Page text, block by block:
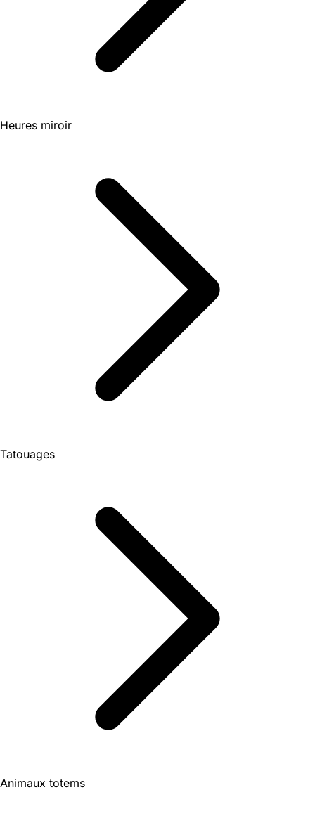
Heures miroir
Tatouages
Animaux totems